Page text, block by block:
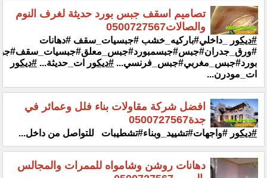
تصاميم اسقف جبس بورد حديثة لغرف النوم
والصالات‎ 0500727567‎
#ديكور
_داخلي#باركيه_خشب #جبسيات_سقف #دهانات
بورد#جبس_مغربي#جبس_فرنسي... #ديكور ات_حديثة... #ديكور
ات_مودرن...
افضل شركة مقاولات بناء فلل وعمائر في
جدة0500727567
#ديكور #واجهات#تشييد_وبناء#تشطيبات ‏ للتواصل من داخل...
دهانات روشن وشامواه للممرات والمجالس